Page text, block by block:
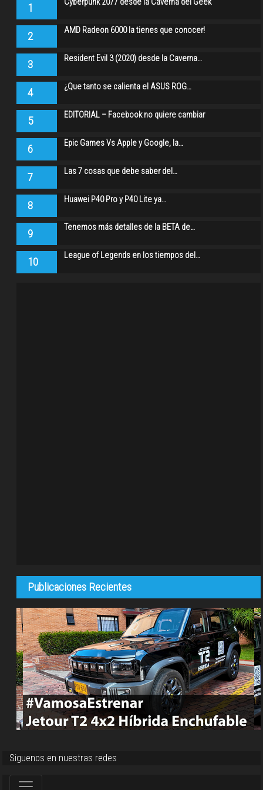
1
2 AMD Radeon 6000 la tienes que conocer!
3 Resident Evil 3 (2020) desde la Caverna…
4 ¿Que tanto se calienta el ASUS ROG…
5 EDITORIAL – Facebook no quiere cambiar
6 Epic Games Vs Apple y Google, la…
7 Las 7 cosas que debe saber del…
8 Huawei P40 Pro y P40 Lite ya…
9 Tenemos más detalles de la BETA de…
10 League of Legends en los tiempos del…
Publicaciones Recientes
Siguenos en nuestras redes